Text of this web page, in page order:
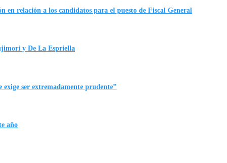
en relación a los candidatos para el puesto de Fiscal General
y De La Espriella
exige ser extremadamente prudente”
año